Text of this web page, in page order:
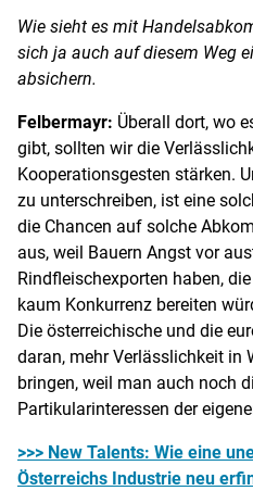
Wie sieht es mit
sich ja auch auf diesem Weg
absichern.
Felbermayr: Überall dort, wo
gibt, sollten wir die
Kooperationsgesten stärken.
zu unterschreiben, ist eine
die Chancen auf solche
aus, weil Bauern Angst vor
Rindfleischexporten haben,
kaum Konkurrenz bereiten
Die österreichische und die
daran, mehr Verlässlichkeit in
bringen, weil man auch noch
Partikularinteressen der
>>> New Talents: Wie eine
Österreichs Industrie neu